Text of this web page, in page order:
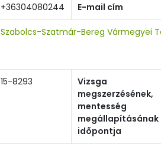
+36304080244 E-mail cím
Szabolcs-Szatmár-Bereg Vármegyei
15-8293
Vizsga
megszerzésének,
mentesség
megállapításának
időpontja